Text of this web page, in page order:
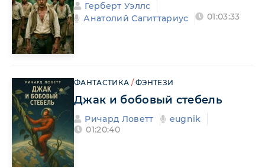
Герберт Уэллс
Анатолий Сагиттариус
01:03:33
ФАНТАСТИКА /ФЭНТЕЗИ
Джак и бобовый стебель
Ричард Ловетт
eugnik
01:20:40